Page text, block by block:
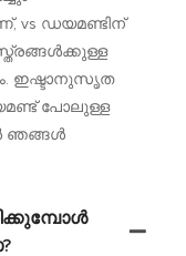
vs ഡയമണ്ടിന്
ഇഷ്ടാനുസൃത
പോലുള്ള
ഞങ്ങൾ